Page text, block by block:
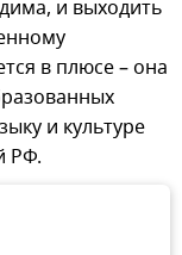
и выходить
в плюсе – она
и культуре
РФ.